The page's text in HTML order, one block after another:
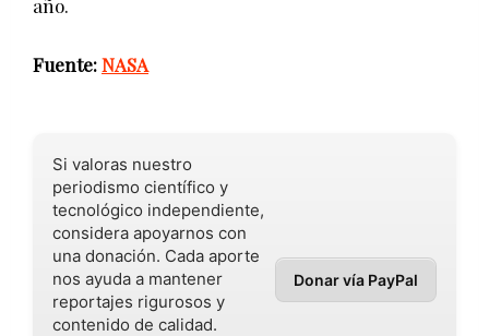
año.
Fuente:NASA
Si valoras nuestro
periodismo científico y
tecnológico independiente,
considera apoyarnos con
una donación. Cada aporte
nos ayuda a mantener
reportajes rigurosos y
contenido de calidad.
Donar vía PayPal